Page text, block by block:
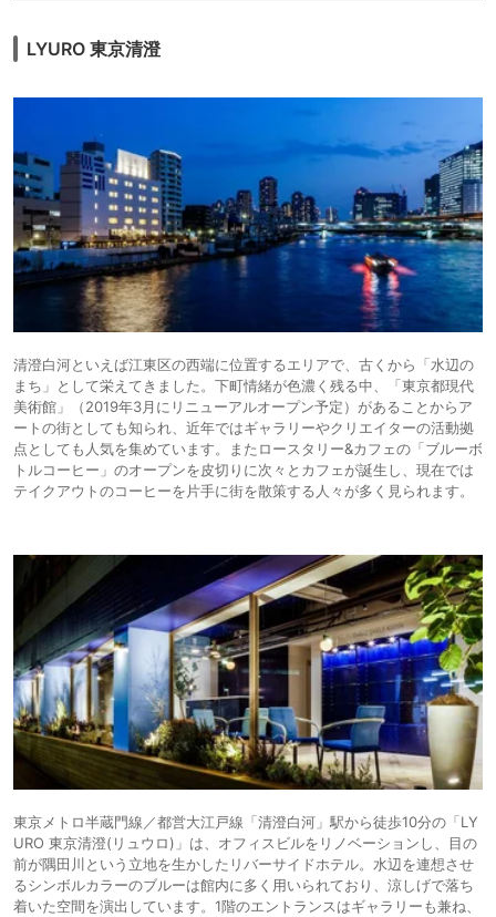
LYURO 東京清澄
清澄白河といえば江東区の西端に位置するエリアで、古くから「水辺の
まち」として栄えてきました。下町情緒が色濃く残る中、「東京都現代
美術館」（2019年3月にリニューアルオープン予定）があることからア
ートの街としても知られ、近年ではギャラリーやクリエイターの活動拠
点としても人気を集めています。またロースタリー&カフェの「ブルーボ
トルコーヒー」のオープンを皮切りに次々とカフェが誕生し、現在では
テイクアウトのコーヒーを片手に街を散策する人々が多く見られます。
東京メトロ半蔵門線／都営大江戸線「清澄白河」駅から徒歩10分の「LY
URO 東京清澄(リュウロ)」は、オフィスビルをリノベーションし、目の
前が隅田川という立地を生かしたリバーサイドホテル。水辺を連想させ
るシンボルカラーのブルーは館内に多く用いられており、涼しげで落ち
着いた空間を演出しています。1階のエントランスはギャラリーも兼ね、